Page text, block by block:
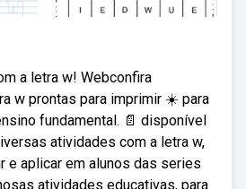
a letra w! Webconfira
w prontas para imprimir ☀️ para
fundamental. 📄 disponível
atividades com a letra w,
e aplicar em alunos das series
atividades educativas, para